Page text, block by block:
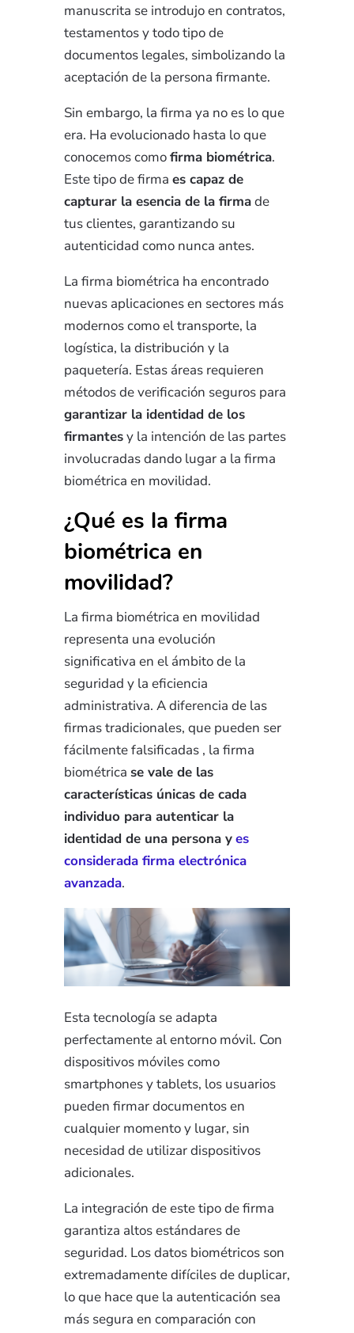
manuscrita se introdujo en contratos,
testamentos y todo tipo de
documentos legales, simbolizando la
aceptación de la persona firmante.
Sin embargo, la firma ya no es lo que
era. Ha evolucionado hasta lo que
conocemos comofirma biométrica.
Este tipo de firma es capaz de
capturar la esencia de la firmade
tus clientes, garantizando su
autenticidad como nunca antes.
La firma biométrica ha encontrado
nuevas aplicaciones en sectores más
modernos como el transporte, la
logística, la distribución y la
paquetería. Estas áreas requieren
métodos de verificación seguros para
garantizar la identidad de los
firmantesy la intención de las partes
involucradas dando lugar a la firma
biométrica en movilidad.
¿Qué es la firma
biométrica en
movilidad?
La firma biométrica en movilidad
representa una evolución
significativa en el ámbito de la
seguridad y la eficiencia
administrativa. A diferencia de las
firmas tradicionales, que pueden ser
fácilmente falsificadas , la firma
biométrica se vale de las
características únicas de cada
individuo para autenticar la
identidad de una persona yes
considerada firma electrónica
avanzada.
Esta tecnología se adapta
perfectamente al entorno móvil. Con
dispositivos móviles como
smartphones y tablets, los usuarios
pueden firmar documentos en
cualquier momento y lugar, sin
necesidad de utilizar dispositivos
adicionales.
La integración de este tipo de firma
garantiza altos estándares de
seguridad. Los datos biométricos son
extremadamente difíciles de duplicar,
lo que hace que la autenticación sea
más segura en comparación con